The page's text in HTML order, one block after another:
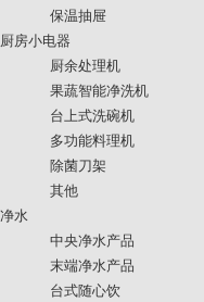
保温抽屉
厨房小电器
厨余处理机
果蔬智能净洗机
台上式洗碗机
多功能料理机
除菌刀架
其他
净水
中央净水产品
末端净水产品
台式随心饮